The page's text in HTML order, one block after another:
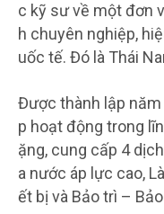
c kỹ sư về một đơn
h chuyên nghiệp,
uốc tế. Đó là Thái
Được thành lập năm
p hoạt động trong
ặng, cung cấp 4
a nước áp lực cao,
ết bị và Bảo trì –